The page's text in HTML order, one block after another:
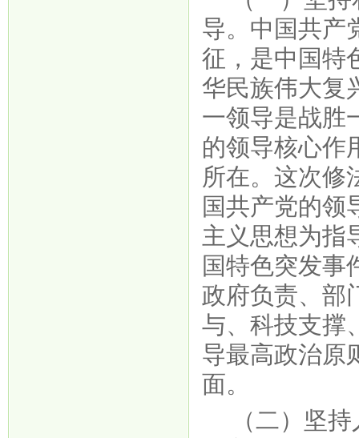
导。中国共产
征，是中国特
华民族伟大复
一领导是战胜
的领导核心作
所在。这次修
国共产党的领
主义思想为指
国特色突发事
政府负责、部
与、科技支撑
导最高政治原
面。
（二）坚